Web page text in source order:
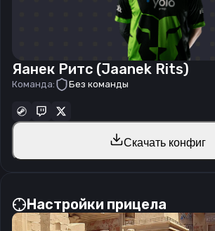
Яанек Ритс (Jaanek Rits)
Команда: Без команды
Скачать конфиг
Настройки прицела